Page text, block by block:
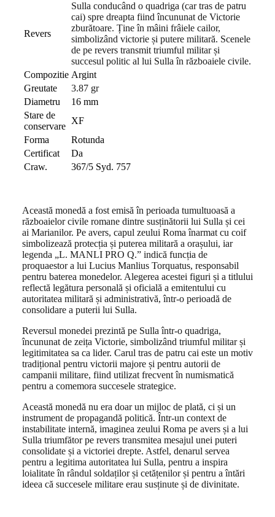
Revers
Sulla conducând o quadriga (car tras de patru
cai) spre dreapta fiind încununat de Victorie
zburătoare. Ține în mâini frâiele cailor,
simbolizând victorie și putere militară. Scenele
de pe revers transmit triumful militar și
succesul politic al lui Sulla în războaiele civile.
Compozitie Argint
Greutate
3.87 gr
Diametru
16 mm
Stare de
conservare
XF
Forma
Rotunda
Certificat
Da
Craw.
367/5 Syd. 757
Această monedă a fost emisă în perioada tumultuoasă a
războaielor civile romane dintre susținătorii lui Sulla și cei
ai Marianilor. Pe avers, capul zeului Roma înarmat cu coif
simbolizează protecția și puterea militară a orașului, iar
legenda „L. MANLI PRO Q.” indică funcția de
proquaestor a lui Lucius Manlius Torquatus, responsabil
pentru baterea monedelor. Alegerea acestei figuri și a titlului
reflectă legătura personală și oficială a emitentului cu
autoritatea militară și administrativă, într-o perioadă de
consolidare a puterii lui Sulla.
Reversul monedei prezintă pe Sulla într-o quadriga,
încununat de zeița Victorie, simbolizând triumful militar și
legitimitatea sa ca lider. Carul tras de patru cai este un motiv
tradițional pentru victorii majore și pentru autorii de
campanii militare, fiind utilizat frecvent în numismatică
pentru a comemora succesele strategice.
Această monedă nu era doar un mijloc de plată, ci și un
instrument de propagandă politică. Într-un context de
instabilitate internă, imaginea zeului Roma pe avers și a lui
Sulla triumfător pe revers transmitea mesajul unei puteri
consolidate și a victoriei drepte. Astfel, denarul servea
pentru a legitima autoritatea lui Sulla, pentru a inspira
loialitate în rândul soldaților și cetățenilor și pentru a întări
ideea că succesele militare erau susținute și de divinitate.